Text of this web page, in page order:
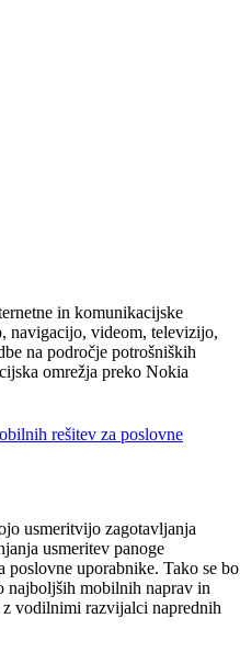
in komunikacijske
navigacijo, videom, televizijo,
na področje potrošniških
omrežja preko Nokia
rešitev za poslovne
usmeritvijo zagotavljanja
usmeritev panoge
uporabnike. Tako se bo
najboljših mobilnih naprav in
vodilnimi razvijalci naprednih